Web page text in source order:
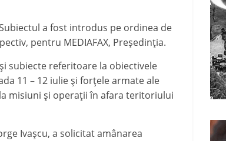
a fost introdus pe ordinea de
pentru MEDIAFAX, Președinția.
subiecte referitoare la obiectivele
11 – 12 iulie şi forţele armate ale
misiuni şi operaţii în afara teritoriului
Ivașcu, a solicitat amânarea